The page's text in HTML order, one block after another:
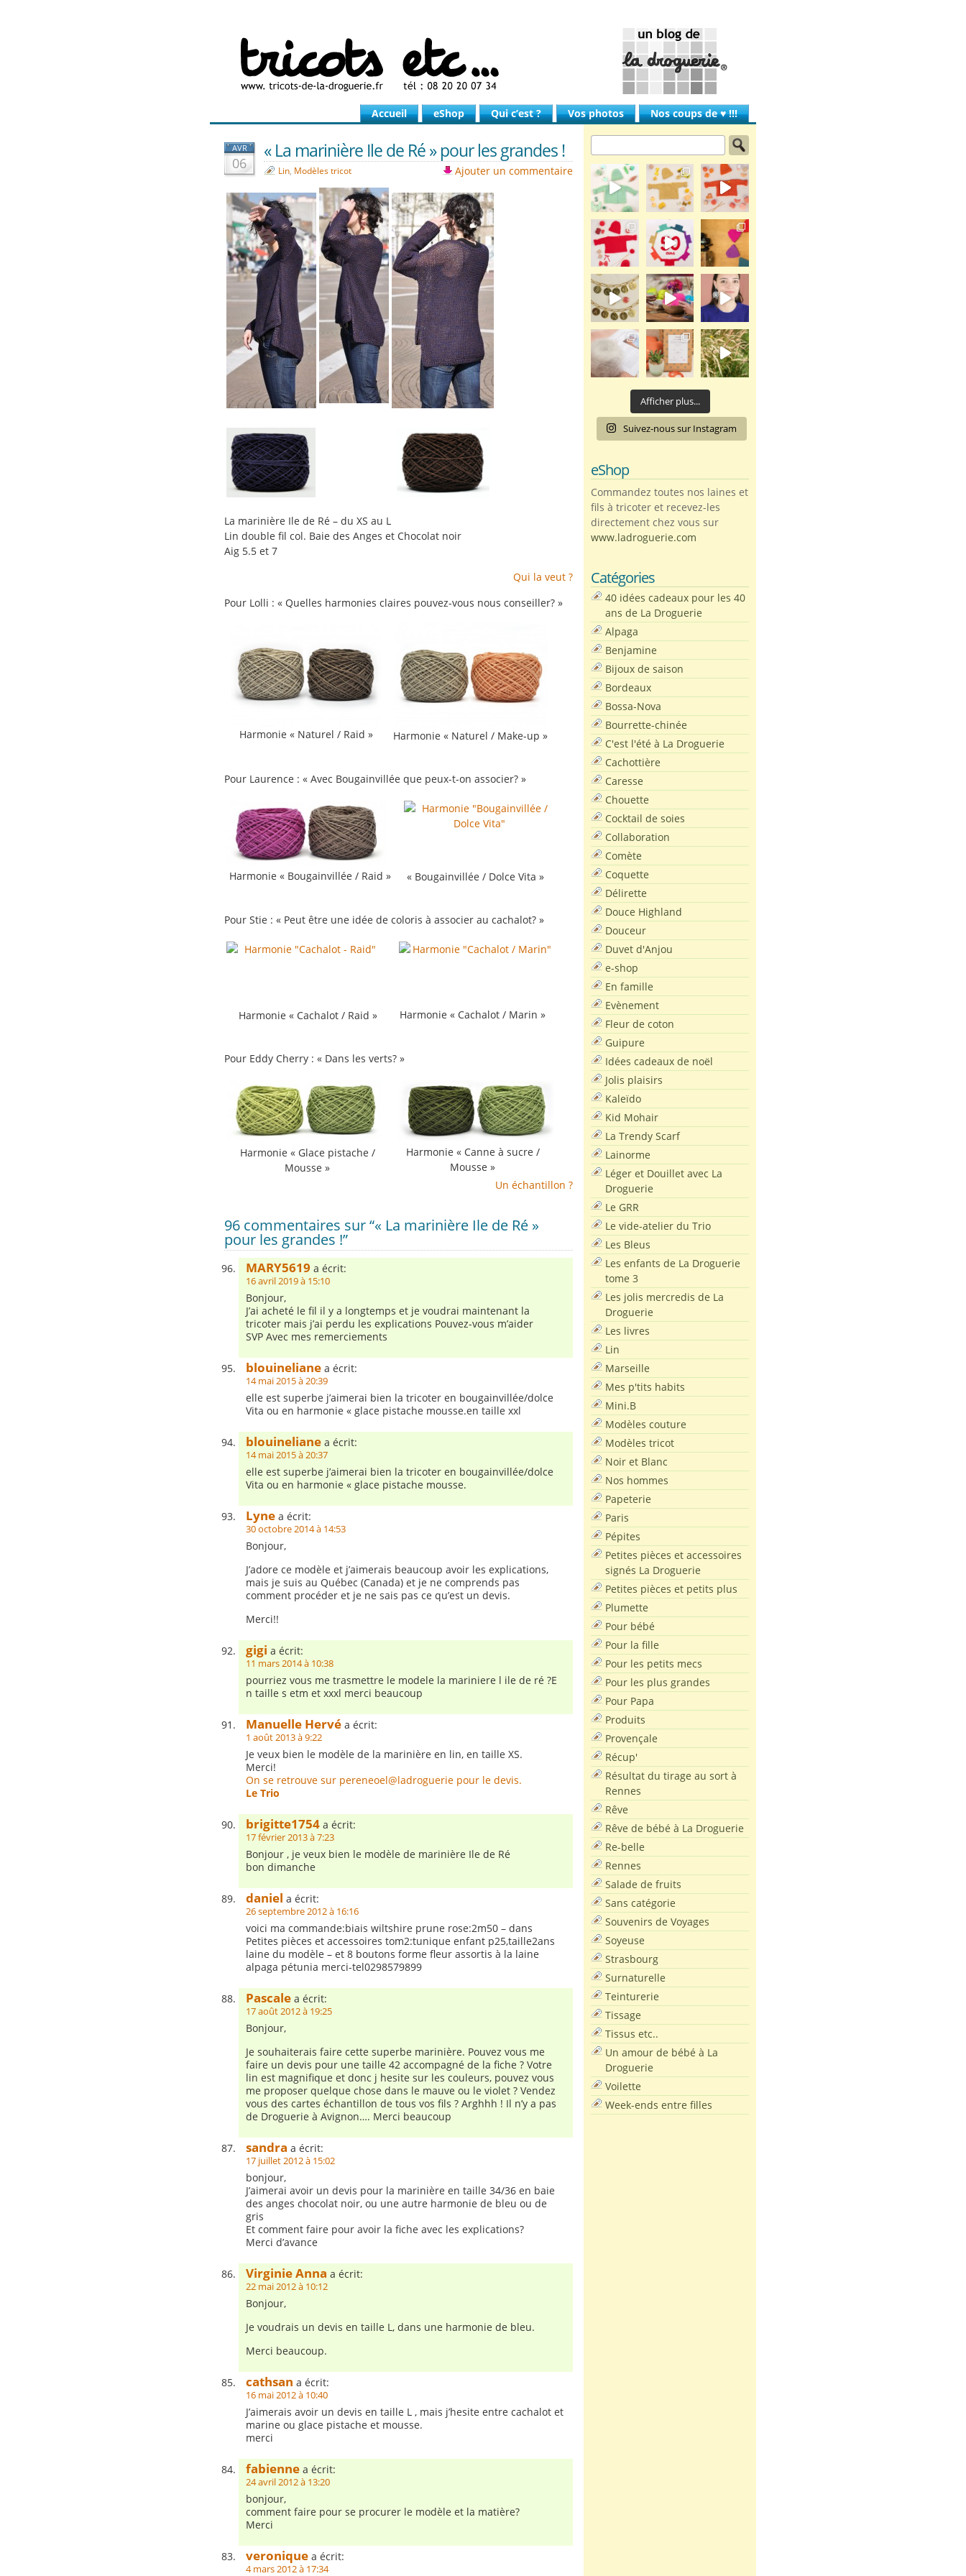
Accueil eShop Qui c’est ? Vos photos Nos coups de ♥ !!!
AVR
06
« La marinière Ile de Ré » pour les grandes !
Lin, Modèles tricot Ajouter un commentaire
La marinière Ile de Ré – du XS au L
Lin double fil col. Baie des Anges et Chocolat noir
Aig 5.5 et 7
Qui la veut ?
Pour Lolli : « Quelles harmonies claires pouvez-vous nous conseiller? »
Harmonie « Naturel / Raid »
Harmonie « Naturel / Make-up »
Pour Laurence : « Avec Bougainvillée que peux-t-on associer? »
Harmonie « Bougainvillée / Raid »
« Bougainvillée / Dolce Vita »
Pour Stie : « Peut être une idée de coloris à associer au cachalot? »
Harmonie « Cachalot / Raid »
Harmonie « Cachalot / Marin »
Pour Eddy Cherry : « Dans les verts? »
Harmonie « Glace pistache /
Mousse »
Harmonie « Canne à sucre /
Mousse »
Un échantillon ?
96 commentaires sur “« La marinière Ile de Ré »
pour les grandes !”
MARY5619 a écrit:
16 avril 2019 à 15:10
Bonjour,
J’ai acheté le fil il y a longtemps et je voudrai maintenant la
tricoter mais j’ai perdu les explications Pouvez-vous m’aider
SVP Avec mes remerciements
blouineliane a écrit:
14 mai 2015 à 20:39
elle est superbe j’aimerai bien la tricoter en bougainvillée/dolce
Vita ou en harmonie « glace pistache mousse.en taille xxl
blouineliane a écrit:
14 mai 2015 à 20:37
elle est superbe j’aimerai bien la tricoter en bougainvillée/dolce
Vita ou en harmonie « glace pistache mousse.
Lyne a écrit:
30 octobre 2014 à 14:53
Bonjour,
J’adore ce modèle et j’aimerais beaucoup avoir les explications,
mais je suis au Québec (Canada) et je ne comprends pas
comment procéder et je ne sais pas ce qu’est un devis.
Merci!!
gigi a écrit:
11 mars 2014 à 10:38
pourriez vous me trasmettre le modele la mariniere l ile de ré ?E
n taille s etm et xxxl merci beaucoup
Manuelle Hervé a écrit:
1 août 2013 à 9:22
Je veux bien le modèle de la marinière en lin, en taille XS.
Merci!
On se retrouve sur pereneoel@ladroguerie pour le devis.
Le Trio
brigitte1754 a écrit:
17 février 2013 à 7:23
Bonjour , je veux bien le modèle de marinière Ile de Ré
bon dimanche
daniel a écrit:
26 septembre 2012 à 16:16
voici ma commande:biais wiltshire prune rose:2m50 – dans
Petites pièces et accessoires tom2:tunique enfant p25,taille2ans
laine du modèle – et 8 boutons forme fleur assortis à la laine
alpaga pétunia merci-tel0298579899
Pascale a écrit:
17 août 2012 à 19:25
Bonjour,
Je souhaiterais faire cette superbe marinière. Pouvez vous me
faire un devis pour une taille 42 accompagné de la fiche ? Votre
lin est magnifique et donc j hesite sur les couleurs, pouvez vous
me proposer quelque chose dans le mauve ou le violet ? Vendez
vous des cartes échantillon de tous vos fils ? Arghhh ! Il n’y a pas
de Droguerie à Avignon…. Merci beaucoup
sandra a écrit:
17 juillet 2012 à 15:02
bonjour,
J’aimerai avoir un devis pour la marinière en taille 34/36 en baie
des anges chocolat noir, ou une autre harmonie de bleu ou de
gris
Et comment faire pour avoir la fiche avec les explications?
Merci d’avance
Virginie Anna a écrit:
22 mai 2012 à 10:12
Bonjour,
Je voudrais un devis en taille L, dans une harmonie de bleu.
Merci beaucoup.
cathsan a écrit:
16 mai 2012 à 10:40
J’aimerais avoir un devis en taille L , mais j’hesite entre cachalot et
marine ou glace pistache et mousse.
merci
fabienne a écrit:
24 avril 2012 à 13:20
bonjour,
comment faire pour se procurer le modèle et la matière?
Merci
veronique a écrit:
4 mars 2012 à 17:34
Afficher plus...
Suivez-nous sur Instagram
eShop
Commandez toutes nos laines et
fils à tricoter et recevez-les
directement chez vous sur
www.ladroguerie.com
Catégories
40 idées cadeaux pour les 40
ans de La Droguerie
Alpaga
Benjamine
Bijoux de saison
Bordeaux
Bossa-Nova
Bourrette-chinée
C'est l'été à La Droguerie
Cachottière
Caresse
Chouette
Cocktail de soies
Collaboration
Comète
Coquette
Délirette
Douce Highland
Douceur
Duvet d'Anjou
e-shop
En famille
Evènement
Fleur de coton
Guipure
Idées cadeaux de noël
Jolis plaisirs
Kaleïdo
Kid Mohair
La Trendy Scarf
Lainorme
Léger et Douillet avec La
Droguerie
Le GRR
Le vide-atelier du Trio
Les Bleus
Les enfants de La Droguerie
tome 3
Les jolis mercredis de La
Droguerie
Les livres
Lin
Marseille
Mes p'tits habits
Mini.B
Modèles couture
Modèles tricot
Noir et Blanc
Nos hommes
Papeterie
Paris
Pépites
Petites pièces et accessoires
signés La Droguerie
Petites pièces et petits plus
Plumette
Pour bébé
Pour la fille
Pour les petits mecs
Pour les plus grandes
Pour Papa
Produits
Provençale
Récup'
Résultat du tirage au sort à
Rennes
Rêve
Rêve de bébé à La Droguerie
Re-belle
Rennes
Salade de fruits
Sans catégorie
Souvenirs de Voyages
Soyeuse
Strasbourg
Surnaturelle
Teinturerie
Tissage
Tissus etc..
Un amour de bébé à La
Droguerie
Voilette
Week-ends entre filles